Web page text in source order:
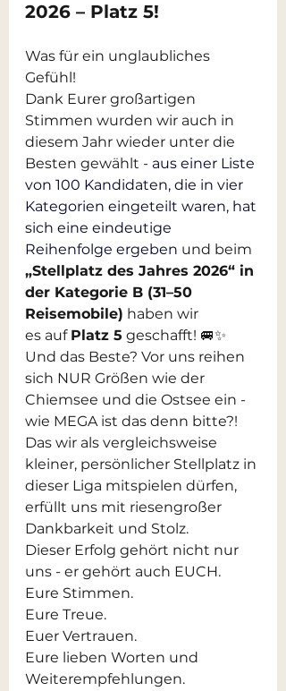
2026 – Platz 5!
Was für ein unglaubliches
Gefühl!
Dank Eurer großartigen
Stimmen wurden wir auch in
diesem Jahr wieder unter die
Besten gewählt - aus einer Liste
von 100 Kandidaten, die in vier
Kategorien eingeteilt waren, hat
sich eine eindeutige
Reihenfolge ergeben und beim
„Stellplatz des Jahres 2026“ in
der Kategorie B (31–50
Reisemobile) haben wir
es auf Platz 5 geschafft! 🚐✨
Und das Beste? Vor uns reihen
sich NUR Größen wie der
Chiemsee und die Ostsee ein -
wie MEGA ist das denn bitte?!
Das wir als vergleichsweise
kleiner, persönlicher Stellplatz in
dieser Liga mitspielen dürfen,
erfüllt uns mit riesengroßer
Dankbarkeit und Stolz.
Dieser Erfolg gehört nicht nur
uns - er gehört auch EUCH.
Eure Stimmen.
Eure Treue.
Euer Vertrauen.
Eure lieben Worten und
Weiterempfehlungen.